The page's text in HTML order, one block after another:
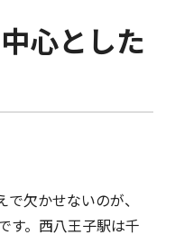
心とした
欠かせないのが、
す。西八王子駅は千